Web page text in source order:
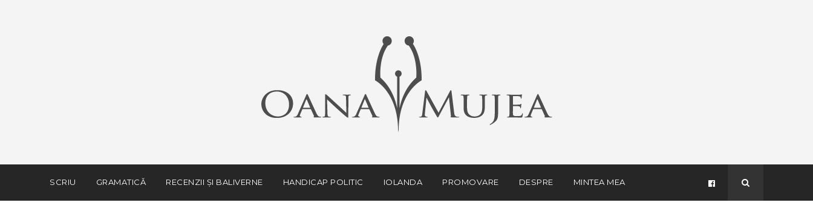
SCRIU GRAMATICĂ RECENZII ȘI BALIVERNE HANDICAP POLITIC IOLANDA PROMOVARE DESPRE MINTEA MEA